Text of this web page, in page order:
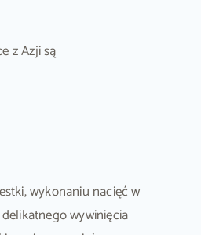
z Azji są
wykonaniu nacięć w
wywinięcia